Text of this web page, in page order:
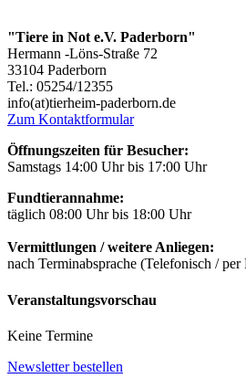
"Tiere in Not e.V. Paderborn"
Hermann -Löns-Straße 72
33104 Paderborn
Tel.: 05254/12355
info(at)tierheim-paderborn.de
Zum Kontaktformular
Öffnungszeiten für Besucher:
Samstags 14:00 Uhr bis 17:00 Uhr
Fundtierannahme:
täglich 08:00 Uhr bis 18:00 Uhr
Vermittlungen / weitere Anliegen:
nach Terminabsprache (Telefonisch /
Veranstaltungsvorschau
Keine Termine
Newsletter bestellen